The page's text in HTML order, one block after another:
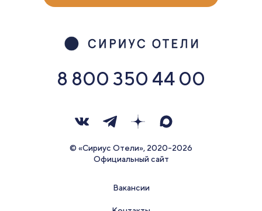
8 800 350 44 00
© «Сириус Отели», 2020-2026
Официальный сайт
Вакансии